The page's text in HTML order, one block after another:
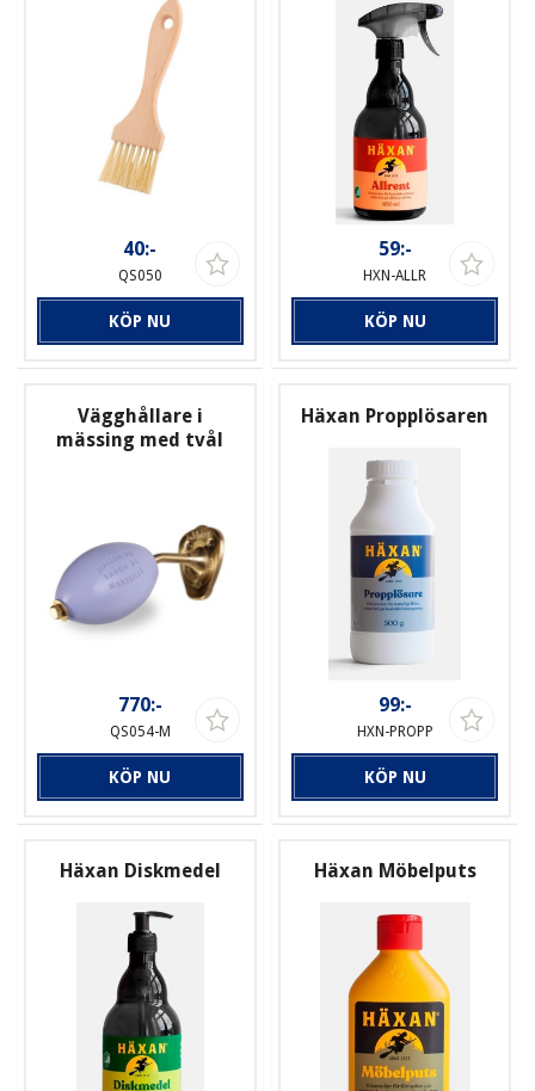
40:-
QS050
KÖP NU
59:-
HXN-ALLR
KÖP NU
Vägghållare i
mässing med tvål
770:-
QS054-M
KÖP NU
Häxan Propplösaren
99:-
HXN-PROPP
KÖP NU
Häxan Diskmedel Häxan Möbelputs